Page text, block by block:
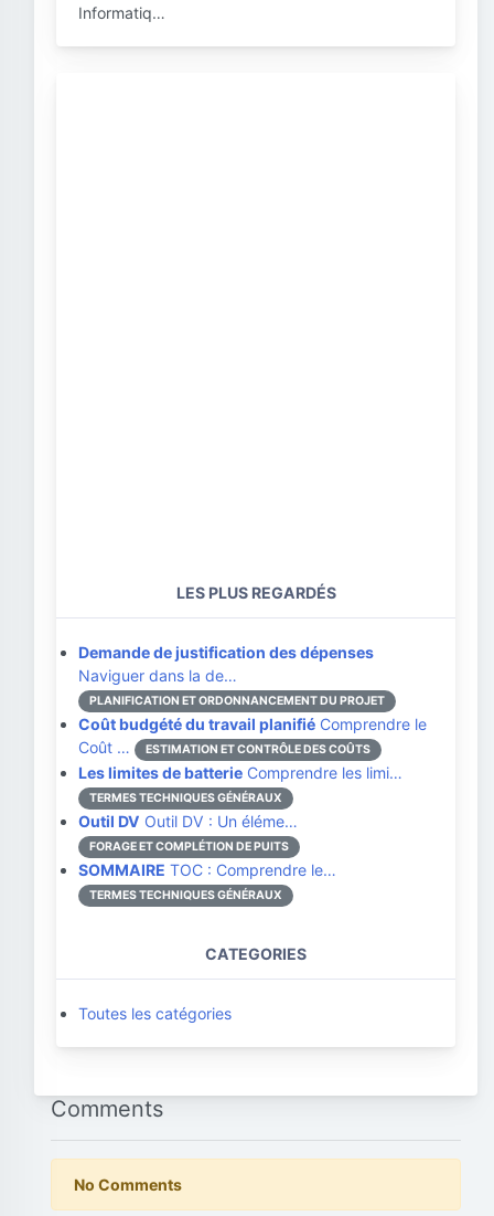
Informatiq…
LES PLUS REGARDÉS
Demande de justification des dépenses
Naviguer dans la de…
PLANIFICATION ET ORDONNANCEMENT DU PROJET
Coût budgété du travail planifié Comprendre le
Coût …
ESTIMATION ET CONTRÔLE DES COÛTS
Les limites de batterie Comprendre les limi…
TERMES TECHNIQUES GÉNÉRAUX
Outil DV Outil DV : Un éléme…
FORAGE ET COMPLÉTION DE PUITS
SOMMAIRE TOC : Comprendre le…
TERMES TECHNIQUES GÉNÉRAUX
CATEGORIES
Toutes les catégories
Comments
No Comments